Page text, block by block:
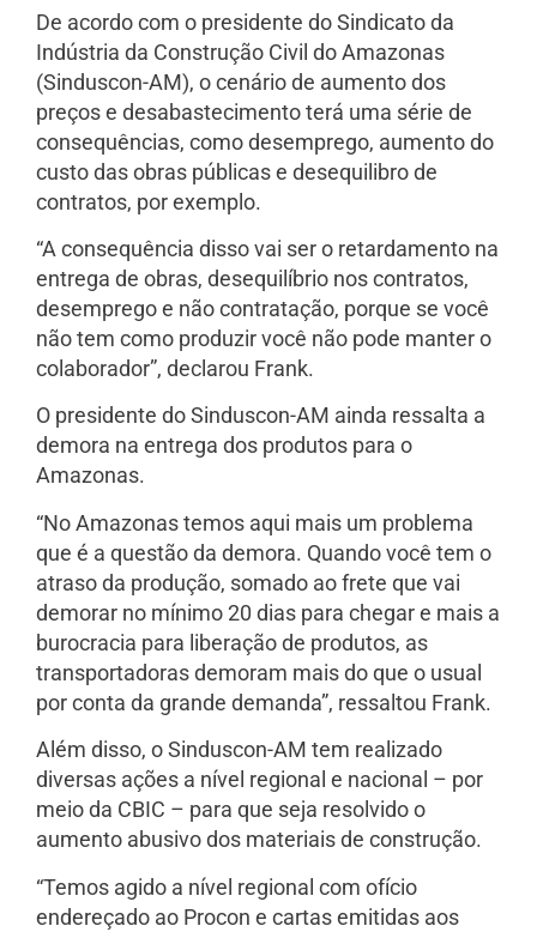
De acordo com o presidente do Sindicato da
Indústria da Construção Civil do Amazonas
(Sinduscon-AM), o cenário de aumento dos
preços e desabastecimento terá uma série de
consequências, como desemprego, aumento do
custo das obras públicas e desequilibro de
contratos, por exemplo.
“A consequência disso vai ser o retardamento na
entrega de obras, desequilíbrio nos contratos,
desemprego e não contratação, porque se você
não tem como produzir você não pode manter o
colaborador”, declarou Frank.
O presidente do Sinduscon-AM ainda ressalta a
demora na entrega dos produtos para o
Amazonas.
“No Amazonas temos aqui mais um problema
que é a questão da demora. Quando você tem o
atraso da produção, somado ao frete que vai
demorar no mínimo 20 dias para chegar e mais a
burocracia para liberação de produtos, as
transportadoras demoram mais do que o usual
por conta da grande demanda”, ressaltou Frank.
Além disso, o Sinduscon-AM tem realizado
diversas ações a nível regional e nacional – por
meio da CBIC – para que seja resolvido o
aumento abusivo dos materiais de construção.
“Temos agido a nível regional com ofício
endereçado ao Procon e cartas emitidas aos